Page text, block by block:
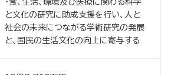
・食、生活、環境及び医療に関わる科学
と文化の研究に助成支援を行い、人と
社会の未来につながる学術研究の発展
と、国民の生活文化の向上に寄与する